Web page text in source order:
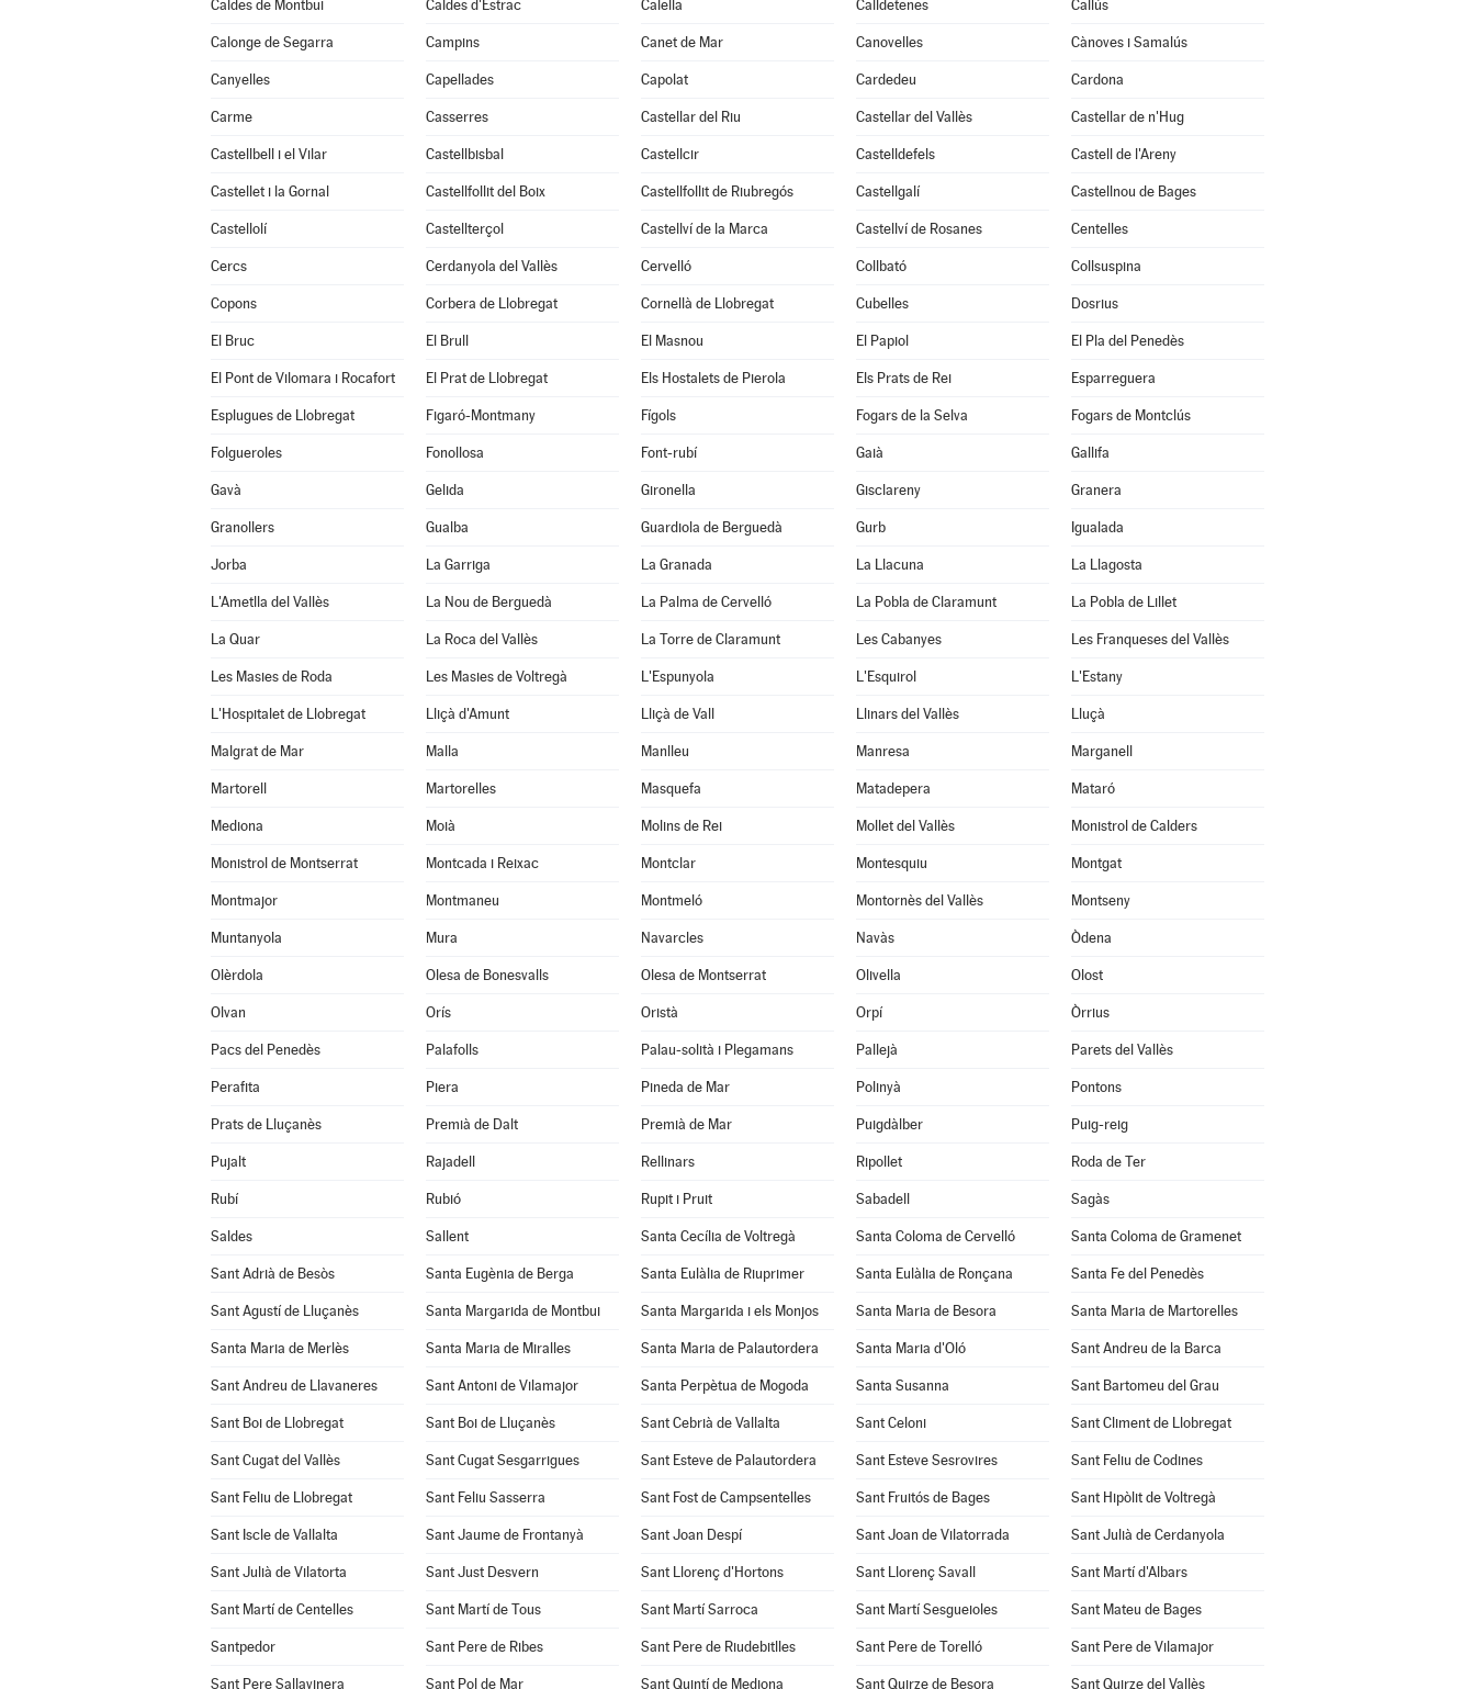
Caldes de Montbui Caldes d'Estrac Calella Calldetenes Callús
Calonge de Segarra Campins Canet de Mar Canovelles Cànoves i Samalús
Canyelles Capellades Capolat Cardedeu Cardona
Carme Casserres Castellar del Riu Castellar del Vallès Castellar de n'Hug
Castellbell i el Vilar Castellbisbal Castellcir Castelldefels Castell de l'Areny
Castellet i la Gornal Castellfollit del Boix Castellfollit de Riubregós Castellgalí Castellnou de Bages
Castellolí Castellterçol Castellví de la Marca Castellví de Rosanes Centelles
Cercs Cerdanyola del Vallès Cervelló Collbató Collsuspina
Copons Corbera de Llobregat Cornellà de Llobregat Cubelles Dosrius
El Bruc El Brull El Masnou El Papiol El Pla del Penedès
El Pont de Vilomara i Rocafort El Prat de Llobregat Els Hostalets de Pierola Els Prats de Rei Esparreguera
Esplugues de Llobregat Figaró-Montmany Fígols Fogars de la Selva Fogars de Montclús
Folgueroles Fonollosa Font-rubí Gaià Gallifa
Gavà Gelida Gironella Gisclareny Granera
Granollers Gualba Guardiola de Berguedà Gurb Igualada
Jorba La Garriga La Granada La Llacuna La Llagosta
L'Ametlla del Vallès La Nou de Berguedà La Palma de Cervelló La Pobla de Claramunt La Pobla de Lillet
La Quar La Roca del Vallès La Torre de Claramunt Les Cabanyes Les Franqueses del Vallès
Les Masies de Roda Les Masies de Voltregà L'Espunyola L'Esquirol L'Estany
L'Hospitalet de Llobregat Lliçà d'Amunt Lliçà de Vall Llinars del Vallès Lluçà
Malgrat de Mar Malla Manlleu Manresa Marganell
Martorell Martorelles Masquefa Matadepera Mataró
Mediona Moià Molins de Rei Mollet del Vallès Monistrol de Calders
Monistrol de Montserrat Montcada i Reixac Montclar Montesquiu Montgat
Montmajor Montmaneu Montmeló Montornès del Vallès Montseny
Muntanyola Mura Navarcles Navàs Òdena
Olèrdola Olesa de Bonesvalls Olesa de Montserrat Olivella Olost
Olvan Orís Oristà Orpí Òrrius
Pacs del Penedès Palafolls Palau-solità i Plegamans Pallejà Parets del Vallès
Perafita Piera Pineda de Mar Polinyà Pontons
Prats de Lluçanès Premià de Dalt Premià de Mar Puigdàlber Puig-reig
Pujalt Rajadell Rellinars Ripollet Roda de Ter
Rubí Rubió Rupit i Pruit Sabadell Sagàs
Saldes Sallent Santa Cecília de Voltregà Santa Coloma de Cervelló Santa Coloma de Gramenet
Sant Adrià de Besòs Santa Eugènia de Berga Santa Eulàlia de Riuprimer Santa Eulàlia de Ronçana Santa Fe del Penedès
Sant Agustí de Lluçanès Santa Margarida de Montbui Santa Margarida i els Monjos Santa Maria de Besora Santa Maria de Martorelles
Santa Maria de Merlès Santa Maria de Miralles Santa Maria de Palautordera Santa Maria d'Oló Sant Andreu de la Barca
Sant Andreu de Llavaneres Sant Antoni de Vilamajor Santa Perpètua de Mogoda Santa Susanna Sant Bartomeu del Grau
Sant Boi de Llobregat Sant Boi de Lluçanès Sant Cebrià de Vallalta Sant Celoni Sant Climent de Llobregat
Sant Cugat del Vallès Sant Cugat Sesgarrigues Sant Esteve de Palautordera Sant Esteve Sesrovires Sant Feliu de Codines
Sant Feliu de Llobregat Sant Feliu Sasserra Sant Fost de Campsentelles Sant Fruitós de Bages Sant Hipòlit de Voltregà
Sant Iscle de Vallalta Sant Jaume de Frontanyà Sant Joan Despí Sant Joan de Vilatorrada Sant Julià de Cerdanyola
Sant Julià de Vilatorta Sant Just Desvern Sant Llorenç d'Hortons Sant Llorenç Savall Sant Martí d'Albars
Sant Martí de Centelles Sant Martí de Tous Sant Martí Sarroca Sant Martí Sesgueioles Sant Mateu de Bages
Santpedor Sant Pere de Ribes Sant Pere de Riudebitlles Sant Pere de Torelló Sant Pere de Vilamajor
Sant Pere Sallavinera Sant Pol de Mar Sant Quintí de Mediona Sant Quirze de Besora Sant Quirze del Vallès